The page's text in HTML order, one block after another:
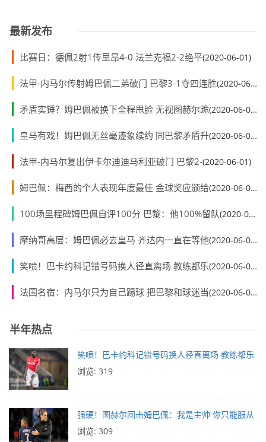
最新发布
比赛日：德佩2射1传里昂4-0 法兰克福2-2绝平(2020-06-01)
法甲-内马尔传射姆巴佩二弟破门 巴黎3-1夺四连胜(2020-06-01)
矛盾实锤？姆巴佩被换下全程甩脸 无视图赫尔跪(2020-06-01)
皇马有戏！姆巴佩无丝毫迹象续约 同巴黎矛盾升(2020-06-01)
法甲-内马尔复出伊卡尔迪迪马利亚破门 巴黎2-(2020-06-01)
姆巴佩：梅西的个人表现年度最佳 金球奖应颁给(2020-06-01)
100场里程碑姆巴佩自评100分 巴黎：他100%留队(2020-06-01)
摩纳哥高层：姆巴佩必去皇马 齐达内一直在等他(2020-06-01)
笑喷！巴卡约科记错号码换人径直离场 教练都乐(2020-06-01)
法国名宿：内马尔只为自己踢球 把巴黎和球迷当(2020-06-01)
半年热点
笑喷！巴卡约科记错号码换人径直离场 教练都乐
浏览: 319
强硬！图赫尔回击姆巴佩：我是主帅 你只能服从
浏览: 309